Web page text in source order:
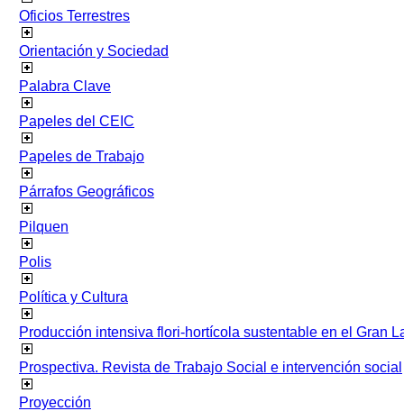
Oficios Terrestres
Orientación y Sociedad
Palabra Clave
Papeles del CEIC
Papeles de Trabajo
Párrafos Geográficos
Pilquen
Polis
Política y Cultura
Producción intensiva flori-hortícola sustentable en el Gran
Prospectiva. Revista de Trabajo Social e intervención social
Proyección